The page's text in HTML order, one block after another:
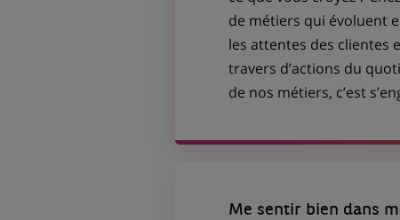
de métiers qui évoluent
les attentes des clientes
travers d’actions du
de nos métiers, c’est
Me sentir bien dans